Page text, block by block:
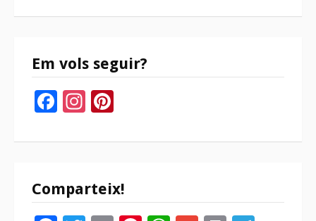
Em vols seguir?
Facebook
Instagram
Comparteix!